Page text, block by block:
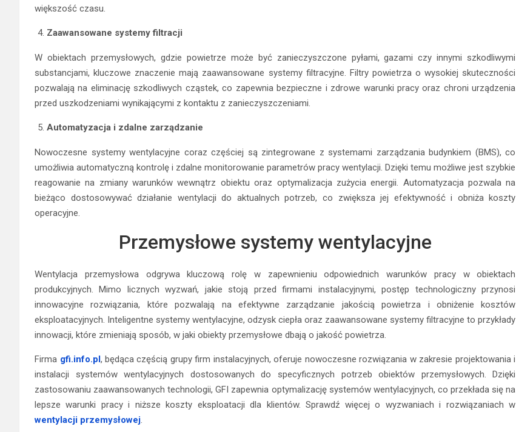
większość czasu.
Zaawansowane systemy filtracji
W obiektach przemysłowych, gdzie powietrze może być zanieczyszczone pyłami, gazami czy innymi szkodliwymi
substancjami, kluczowe znaczenie mają zaawansowane systemy filtracyjne. Filtry powietrza o wysokiej skuteczności
pozwalają na eliminację szkodliwych cząstek, co zapewnia bezpieczne i zdrowe warunki pracy oraz chroni urządzenia
przed uszkodzeniami wynikającymi z kontaktu z zanieczyszczeniami.
Automatyzacja i zdalne zarządzanie
Nowoczesne systemy wentylacyjne coraz częściej są zintegrowane z systemami zarządzania budynkiem (BMS), co
umożliwia automatyczną kontrolę i zdalne monitorowanie parametrów pracy wentylacji. Dzięki temu możliwe jest szybkie
reagowanie na zmiany warunków wewnątrz obiektu oraz optymalizacja zużycia energii. Automatyzacja pozwala na
bieżąco dostosowywać działanie wentylacji do aktualnych potrzeb, co zwiększa jej efektywność i obniża koszty
operacyjne.
Przemysłowe systemy wentylacyjne
Wentylacja przemysłowa odgrywa kluczową rolę w zapewnieniu odpowiednich warunków pracy w obiektach
produkcyjnych. Mimo licznych wyzwań, jakie stoją przed firmami instalacyjnymi, postęp technologiczny przynosi
innowacyjne rozwiązania, które pozwalają na efektywne zarządzanie jakością powietrza i obniżenie kosztów
eksploatacyjnych. Inteligentne systemy wentylacyjne, odzysk ciepła oraz zaawansowane systemy filtracyjne to przykłady
innowacji, które zmieniają sposób, w jaki obiekty przemysłowe dbają o jakość powietrza.
Firma gfi.info.pl, będąca częścią grupy firm instalacyjnych, oferuje nowoczesne rozwiązania w zakresie projektowania i
instalacji systemów wentylacyjnych dostosowanych do specyficznych potrzeb obiektów przemysłowych. Dzięki
zastosowaniu zaawansowanych technologii, GFI zapewnia optymalizację systemów wentylacyjnych, co przekłada się na
lepsze warunki pracy i niższe koszty eksploatacji dla klientów. Sprawdź więcej o wyzwaniach i rozwiązaniach w
wentylacji przemysłowej.